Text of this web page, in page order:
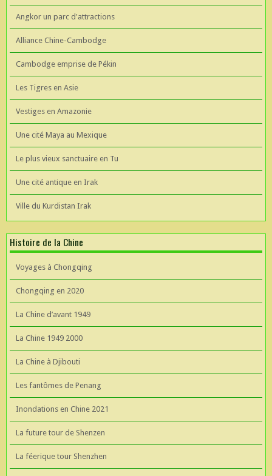
Angkor un parc d'attractions
Alliance Chine-Cambodge
Cambodge emprise de Pékin
Les Tigres en Asie
Vestiges en Amazonie
Une cité Maya au Mexique
Le plus vieux sanctuaire en Tu
Une cité antique en Irak
Ville du Kurdistan Irak
Histoire de la Chine
Voyages à Chongqing
Chongqing en 2020
La Chine d’avant 1949
La Chine 1949 2000
La Chine à Djibouti
Les fantômes de Penang
Inondations en Chine 2021
La future tour de Shenzen
La féerique tour Shenzhen